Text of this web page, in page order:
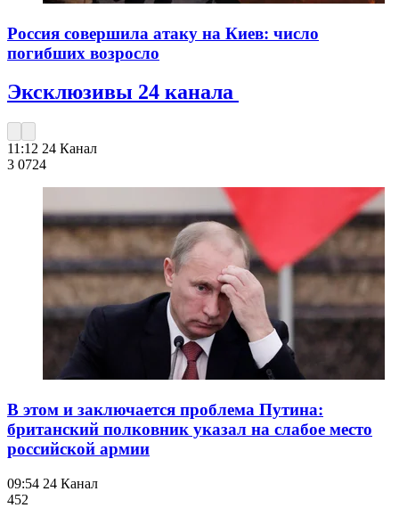
Россия совершила атаку на Киев: число
погибших возросло
Эксклюзивы 24 канала
11:12 24 Канал
3 0724
В этом и заключается проблема Путина:
британский полковник указал на слабое место
российской армии
09:54 24 Канал
452